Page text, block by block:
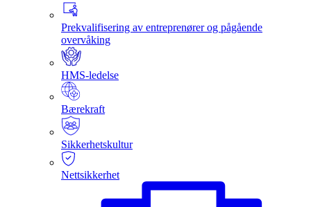
Prekvalifisering av entreprenører og pågående
overvåking
HMS-ledelse
Bærekraft
Sikkerhetskultur
Nettsikkerhet